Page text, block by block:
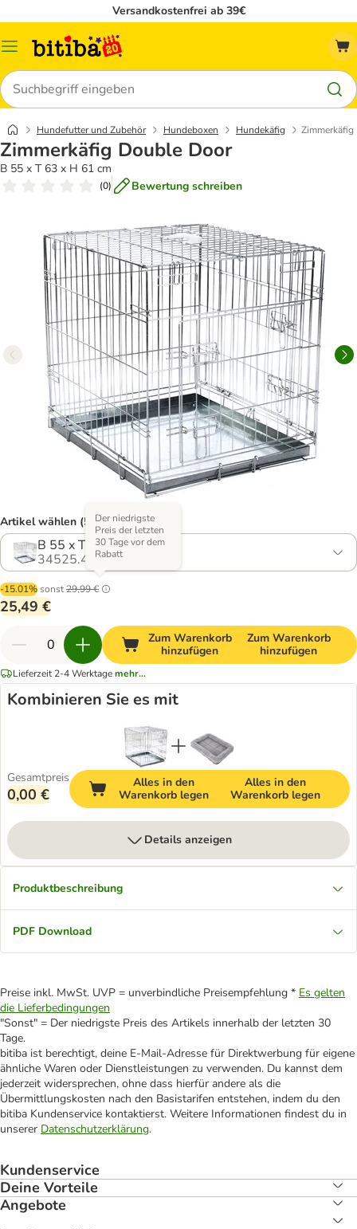
Versandkostenfrei ab 39€
Menü
Suchen
Hundefutter und Zubehör Hundeboxen Hundekäfig
Zimmerkäfig Double Door
B 55 x T 63 x H 61 cm
(0) Bewertung schreiben
Artikel wählen (5 Varianten)
B 55 x T 63 x H 61 cm
34525.4
-15.01%sonst29,99 €
Der niedrigste
Preis der letzten
30 Tage vor dem
Rabatt
25,49 €
Zum Warenkorb
hinzufügen
Zum Warenkorb
hinzufügen
Lieferzeit 2-4 Werktagemehr...
Kombinieren Sie es mit
Gesamtpreis
0,00 €
Alles in den
Warenkorb legen
Alles in den
Warenkorb legen
Details anzeigen
Produktbeschreibung
PDF Download
Preise inkl. MwSt. UVP = unverbindliche Preisempfehlung * Es gelten
die Lieferbedingungen
"Sonst" = Der niedrigste Preis des Artikels innerhalb der letzten 30
Tage.
bitiba ist berechtigt, deine E-Mail-Adresse für Direktwerbung für eigene
ähnliche Waren oder Dienstleistungen zu verwenden. Du kannst dem
jederzeit widersprechen, ohne dass hierfür andere als die
Übermittlungskosten nach den Basistarifen entstehen, indem du den
bitiba Kundenservice kontaktierst. Weitere Informationen findest du in
unserer Datenschutzerklärung.
Kundenservice
Deine Vorteile
Angebote